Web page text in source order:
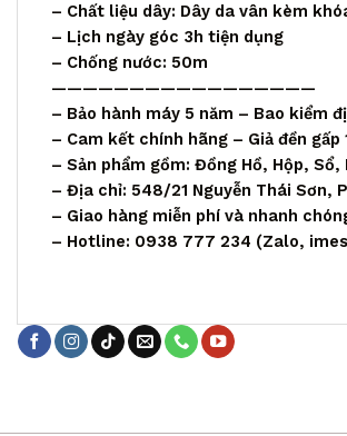
– Chất liệu dây: Dây da vân kèm
– Lịch ngày góc 3h tiện dụng
– Chống nước: 50m
—————————————————
– Bảo hành máy 5 năm – Bao kiểm
– Cam kết chính hãng – Giả đền
– Sản phẩm gồm: Đồng Hồ, Hộp,
– Địa chỉ: 548/21 Nguyễn Thái Sơn,
– Giao hàng miễn phí và nhanh
– Hotline: 0938 777 234 (Zalo,